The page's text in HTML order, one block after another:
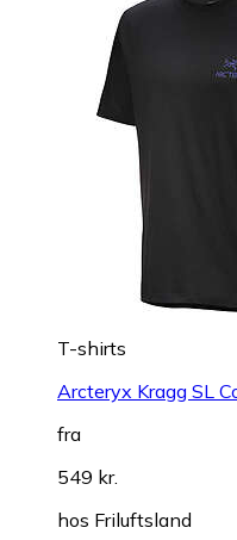
T-shirts
Arcteryx Kragg SL
fra
549 kr.
hos Friluftsland